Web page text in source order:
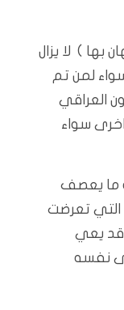
بها ) لا يزال
لمن تم
العراقي
سواء
ما يعصف
التي تعرضت
قد يعي
نفسه